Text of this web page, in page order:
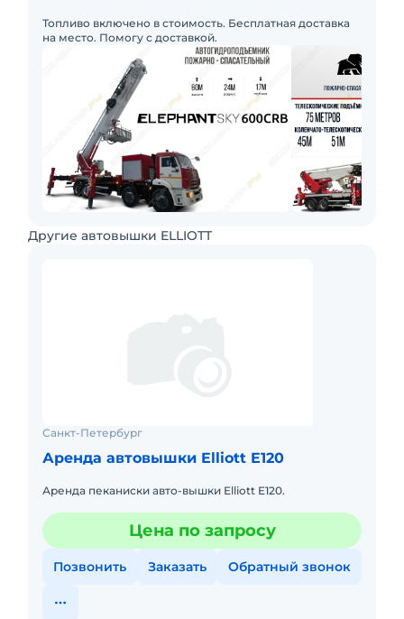
Топливо включено в стоимость. Бесплатная доставка
на место. Помогу с доставкой.
Другие автовышки ELLIOTT
Санкт-Петербург
Аренда автовышки Elliott E120
Аренда пеканиски авто-вышки Elliott E120.
Цена по запросу
Позвонить Заказать Обратный звонок